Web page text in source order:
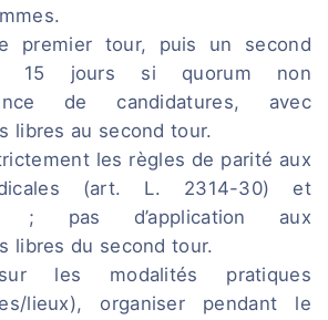
premier tour, puis un second
15 jours si quorum non
de candidatures, avec
libres au second tour.
les règles de parité aux
(art. L. 2314-30) et
; pas d’application aux
libres du second tour.
les modalités pratiques
lieux), organiser pendant le